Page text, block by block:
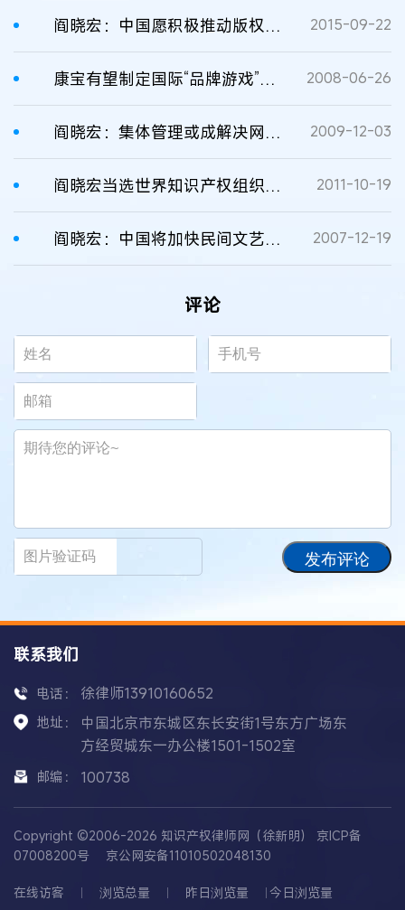
阎晓宏：中国愿积极推动版权国际新规则制定 2015-09-22
康宝有望制定国际“品牌游戏”新规则 2008-06-26
阎晓宏：集体管理或成解决网络版权问题关键 2009-12-03
阎晓宏当选世界知识产权组织伯尔尼联盟大会副主席 2011-10-19
阎晓宏：中国将加快民间文艺作品版权保护立法 2007-12-19
评论
发布评论
联系我们
电话： 徐律师13910160652
地址：
中国北京市东城区东长安街1号东方广场东
方经贸城东一办公楼1501-1502室
邮编： 100738
Copyright ©2006-2026 知识产权律师网（徐新明） 京ICP备
07008200号
京公网安备11010502048130
在线访客 浏览总量 昨日浏览量 今日浏览量